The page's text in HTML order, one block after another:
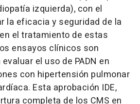
izquierda), con el
la eficacia y seguridad de la
el tratamiento de estas
ensayos clínicos son
el uso de PADN en
con hipertensión pulmonar
Esta aprobación IDE,
completa de los CMS en